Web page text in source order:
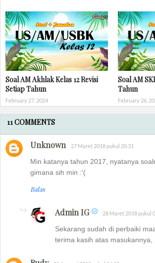
Soal AM Akhlak Kelas 12 Revisi
Setiap Tahun
February 27, 2024
Soal AM
Tahun
February 26,
11 COMMENTS
Unknown 27 Maret 2018 pukul 20.31
Min katanya tahun 2017, nyatanya
gimana sih min :'(
Balas
Admin IG 28 Maret 2018 pukul
Sekarang sudah di perbaiki
terima kasih atas masukannya,